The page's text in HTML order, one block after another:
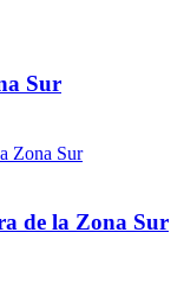
Sur
de la Zona Sur